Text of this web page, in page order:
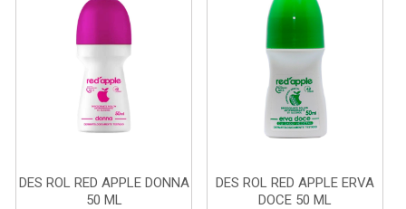
DES ROL RED APPLE DONNA
50 ML
DES ROL RED APPLE ERVA
DOCE 50 ML